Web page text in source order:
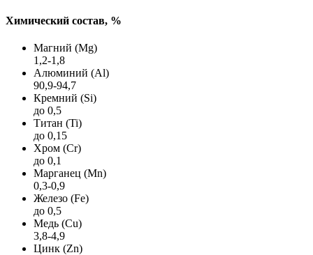
Химический состав, %
Магний (Mg)
1,2-1,8
Алюминий (Al)
90,9-94,7
Кремний (Si)
до 0,5
Титан (Ti)
до 0,15
Хром (Cr)
до 0,1
Марганец (Mn)
0,3-0,9
Железо (Fe)
до 0,5
Медь (Cu)
3,8-4,9
Цинк (Zn)